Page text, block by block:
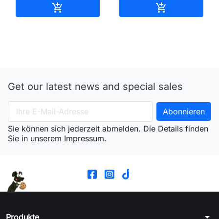
 
Get our latest news and special sales
Sie können sich jederzeit abmelden. Die Details finden
Sie in unserem Impressum.